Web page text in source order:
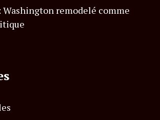
Washington remodelé comme